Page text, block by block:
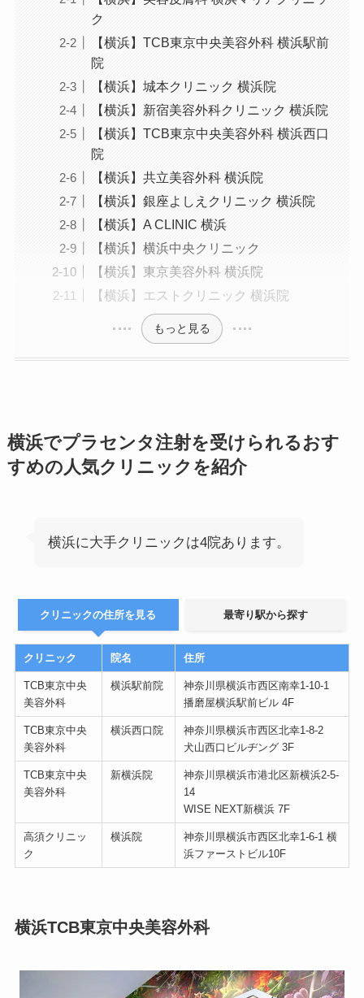
ク
【横浜】TCB東京中央美容外科 横浜駅前
院
【横浜】城本クリニック 横浜院
【横浜】新宿美容外科クリニック 横浜院
【横浜】TCB東京中央美容外科 横浜西口
院
【横浜】共立美容外科 横浜院
【横浜】銀座よしえクリニック 横浜院
【横浜】A CLINIC 横浜
【横浜】横浜中央クリニック
【横浜】東京美容外科 横浜院
【横浜】エストクリニック 横浜院
もっと見る
横浜でプラセンタ注射を受けられるおす
すめの人気クリニックを紹介
横浜に大手クリニックは4院あります。
クリニックの住所を見る 最寄り駅から探す
クリニック 院名 住所
TCB東京中央
美容外科
横浜駅前院
神奈川県横浜市西区南幸1-10-1
播磨屋横浜駅前ビル 4F
TCB東京中央
美容外科
横浜西口院
神奈川県横浜市西区北幸1-8-2
犬山西口ビルヂング 3F
TCB東京中央
美容外科
新横浜院
神奈川県横浜市港北区新横浜2-5-
14
WISE NEXT新横浜 7F
高須クリニッ
ク
横浜院
神奈川県横浜市西区北幸1-6-1 横
浜ファーストビル10F
横浜TCB東京中央美容外科